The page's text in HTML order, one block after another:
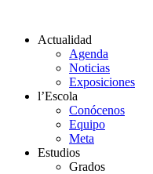
Actualidad
Agenda
Noticias
Exposiciones
l’Escola
Conócenos
Equipo
Meta
Estudios
Grados